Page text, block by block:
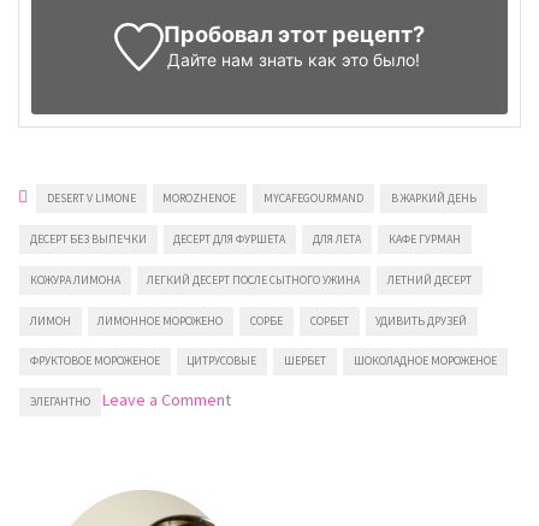
Пробовал этот рецепт?
Дайте нам знать как это было!
DESERT V LIMONE MOROZHENOE MYCAFEGOURMAND В ЖАРКИЙ ДЕНЬ
ДЕСЕРТ БЕЗ ВЫПЕЧКИ ДЕСЕРТ ДЛЯ ФУРШЕТА ДЛЯ ЛЕТА КАФЕ ГУРМАН
КОЖУРА ЛИМОНА ЛЕГКИЙ ДЕСЕРТ ПОСЛЕ СЫТНОГО УЖИНА ЛЕТНИЙ ДЕСЕРТ
ЛИМОН ЛИМОННОЕ МОРОЖЕНО СОРБЕ СОРБЕТ УДИВИТЬ ДРУЗЕЙ
ФРУКТОВОЕ МОРОЖЕНОЕ ЦИТРУСОВЫЕ ШЕРБЕТ ШОКОЛАДНОЕ МОРОЖЕНОЕ
ЭЛЕГАНТНО Leave a Commenton